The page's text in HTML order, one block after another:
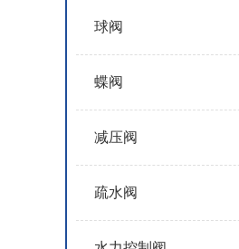
球阀
蝶阀
减压阀
疏水阀